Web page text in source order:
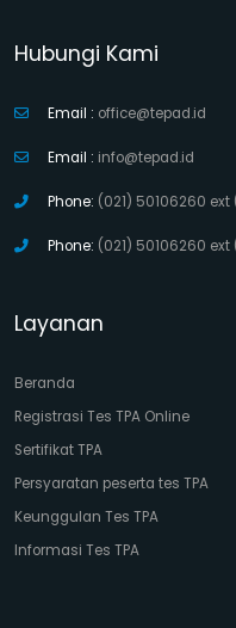
Hubungi Kami
Email : office@tepad.id
Email : info@tepad.id
Phone: (021) 50106260 ext
Phone: (021) 50106260 ext
Layanan
Beranda
Registrasi Tes TPA Online
Sertifikat TPA
Persyaratan peserta tes TPA
Keunggulan Tes TPA
Informasi Tes TPA